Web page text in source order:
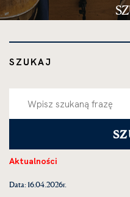
SZUKAJ
Aktualności
Data: 16.04.2026r.